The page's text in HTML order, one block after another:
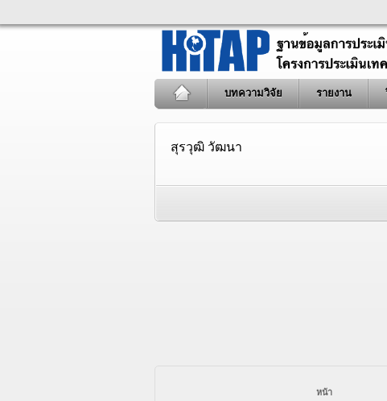
บทความวิจัย รายงาน
สุรวุฒิ วัฒนา
หน้า